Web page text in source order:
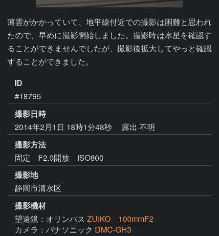
薄雲がかかっていて、地平線付近での撮影は困難と思われ
たので、早めに撮影開始しました。撮影時は水星を確認す
ることができませんでしたが、撮影後拡大してやっと確認
することができました。
ID
#18795
撮影日時
2014年2月1日 18時1分48秒
露出 不明
撮影方法
固定 F2.0開放 ISO800
撮影地
静岡市清水区
撮影機材
望遠鏡：オリンパス ZUIKO 100mmF2
カメラ：パナソニック DMC-GH3